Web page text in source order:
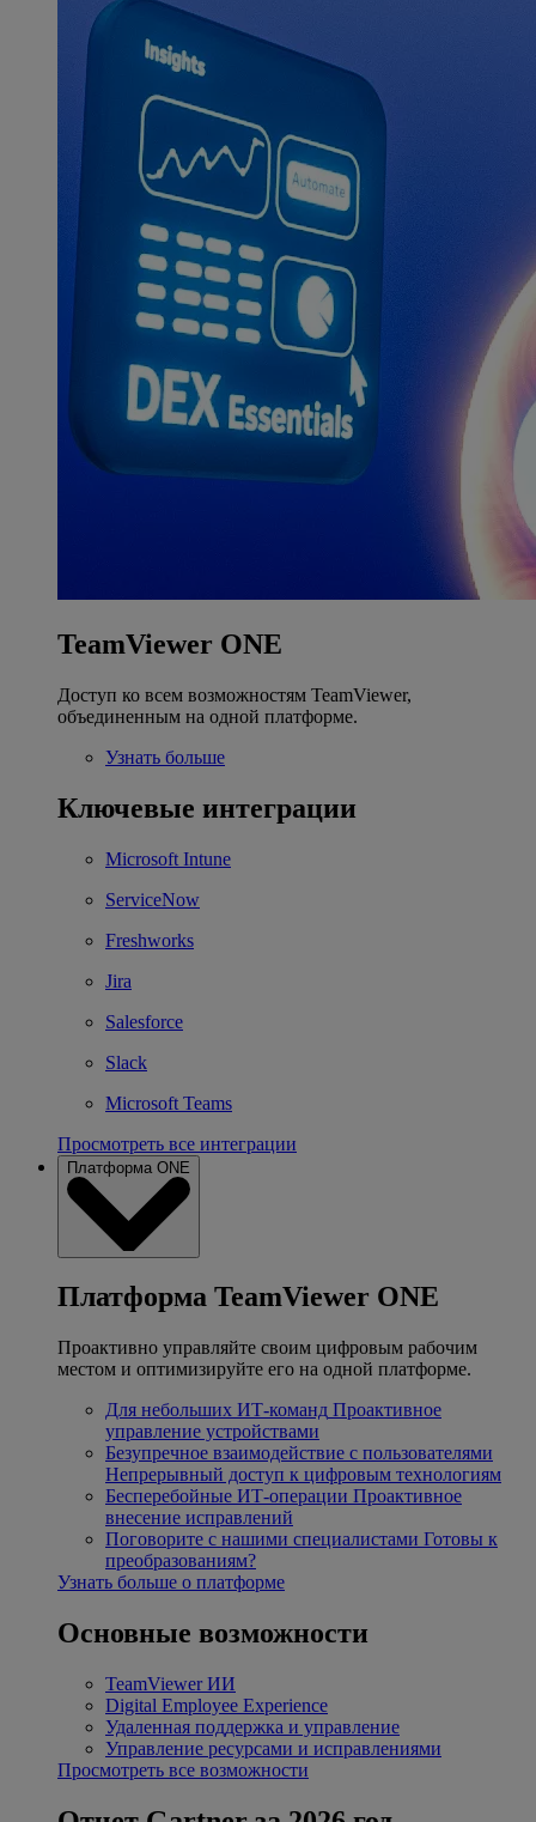
TeamViewer ONE
Доступ ко всем возможностям TeamViewer,
объединенным на одной платформе.
Узнать больше
Ключевые интеграции
Microsoft Intune
ServiceNow
Freshworks
Jira
Salesforce
Slack
Microsoft Teams
Просмотреть все интеграции
Платформа ONE
Платформа TeamViewer ONE
Проактивно управляйте своим цифровым рабочим
местом и оптимизируйте его на одной платформе.
Для небольших ИТ-команд Проактивное
управление устройствами
Безупречное взаимодействие с пользователями
Непрерывный доступ к цифровым технологиям
Бесперебойные ИТ-операции Проактивное
внесение исправлений
Поговорите с нашими специалистами Готовы к
преобразованиям?
Узнать больше о платформе
Основные возможности
TeamViewer ИИ
Digital Employee Experience
Удаленная поддержка и управление
Управление ресурсами и исправлениями
Просмотреть все возможности